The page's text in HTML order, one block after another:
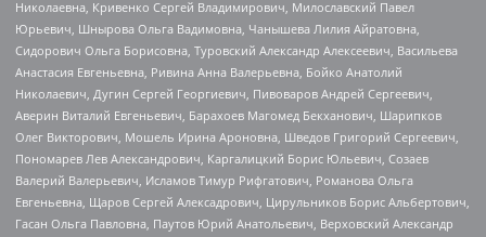
Николаевна, Кривенко Сергей Владимирович, Милославский Павел
Юрьевич, Шнырова Ольга Вадимовна, Чанышева Лилия Айратовна,
Сидорович Ольга Борисовна, Туровский Александр Алексеевич, Васильева
Анастасия Евгеньевна, Ривина Анна Валерьевна, Бойко Анатолий
Николаевич, Дугин Сергей Георгиевич, Пивоваров Андрей Сергеевич,
Аверин Виталий Евгеньевич, Барахоев Магомед Бекханович, Шарипков
Олег Викторович, Мошель Ирина Ароновна, Шведов Григорий Сергеевич,
Пономарев Лев Александрович, Каргалицкий Борис Юльевич, Созаев
Валерий Валерьевич, Исламов Тимур Рифгатович, Романова Ольга
Евгеньевна, Щаров Сергей Алексадрович, Цирульников Борис Альбертович,
Гасан Ольга Павловна, Паутов Юрий Анатольевич, Верховский Александр